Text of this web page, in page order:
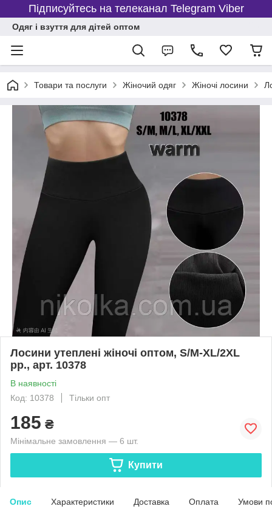
Підписуйтесь на телеканал Telegram Viber
Одяг і взуття для дітей оптом
Товари та послуги Жіночий одяг Жіночі лосини
Лосини утеплені жіночі оптом, S/M-XL/2XL
рр., арт. 10378
В наявності
Код: 10378
Тільки опт
185 ₴
Мінімальне замовлення — 6 шт.
Купити
Опис Характеристики Доставка Оплата Умови